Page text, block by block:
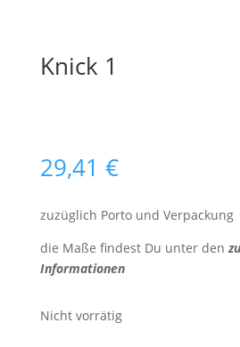
Knick 1
29,41 €
zuzüglich Porto und Verpackung
die Maße findest Du unter den
Informationen
Nicht vorrätig